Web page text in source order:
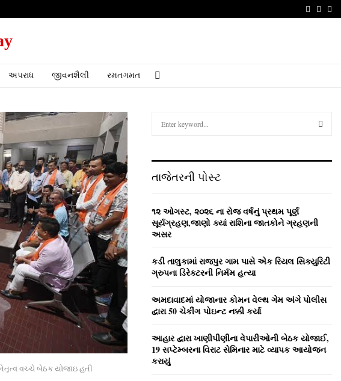
અપરાધ જીવનશૈલી રમતગમત
વચ્ચે બેઠક યોજાઇ હતી
h
o
r
:
H
તાજેતરની પોસ્ટ
૧૨ ઓગસ્ટ, ૨૦૨૬ ના રોજ વર્ષનું પ્રથમ પૂર્ણ
સૂર્યગ્રહણ,જાણો ક્યાં રાશિના જાતકોને ગ્રહણની
અસર
કડી તાલુકામાં રાજપુર ગામ પાસે એક રિયલ સિક્યુરિટી
ગ્રુપના ડિરેક્ટરની નિર્મમ હત્યા
અમદાવાદમાં યોજાનાર કોમન વેલ્‍થ ગેમ અંગે પોલીસ
દ્વારા 50 ચેકીંગ પોઇન્‍ટ નક્કી કર્યા
આહાર દ્વારા ખાણીપીણીના વેપારીઓની બેઠક યોજાઈ,
19 સપ્ટેમ્બરના વિરાટ સેમિનાર માટે વ્યાપક આયોજન
કરાયું